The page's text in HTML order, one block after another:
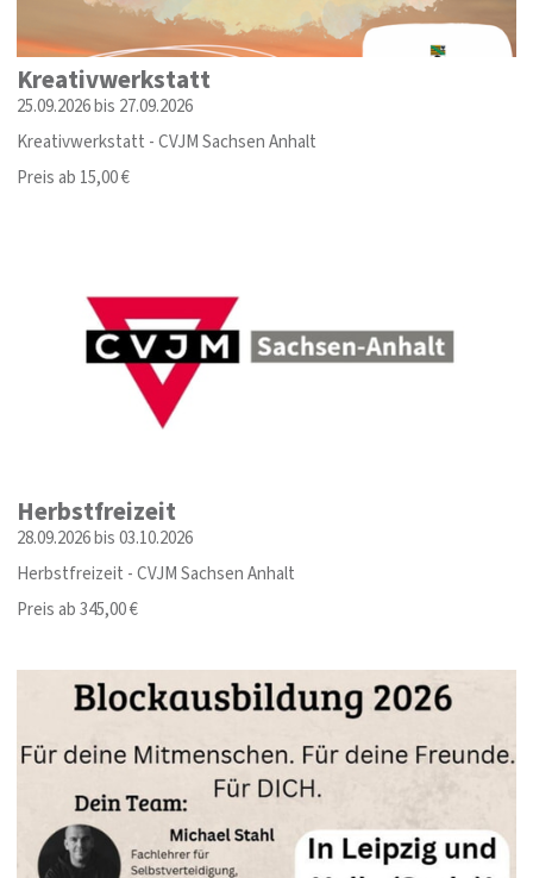
Kreativwerkstatt
25.09.2026 bis 27.09.2026
Kreativwerkstatt - CVJM Sachsen Anhalt
Preis ab 15,00 €
Herbstfreizeit
28.09.2026 bis 03.10.2026
Herbstfreizeit - CVJM Sachsen Anhalt
Preis ab 345,00 €